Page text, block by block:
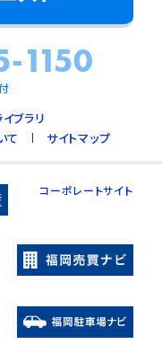
1150
ブラリ
て サイトマップ
コーポレートサイト